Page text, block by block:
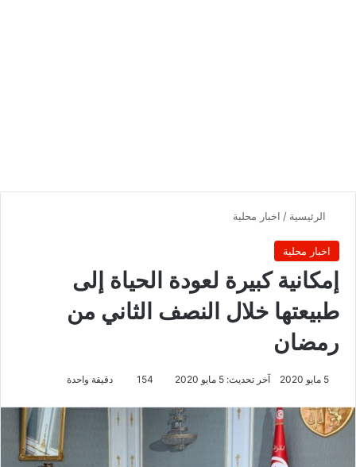
الرئيسية / اخبار محلية
اخبار محلية
إمكانية كبيرة لعودة الحياة إلى
طبيعتها خلال النصف الثاني من
رمضان
5 مايو 2020 آخر تحديث: 5 مايو 2020 154 دقيقة واحدة